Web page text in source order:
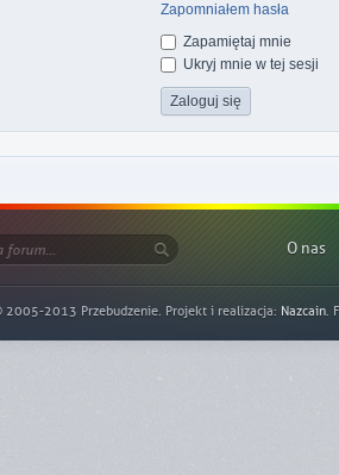
Zapomniałem hasła
Zapamiętaj mnie
Ukryj mnie w tej sesji
O nas
2005-2013 Przebudzenie. Projekt i realizacja: Nazcain.